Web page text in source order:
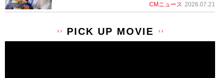
CMニュース 2026.07.21
PICK UP MOVIE